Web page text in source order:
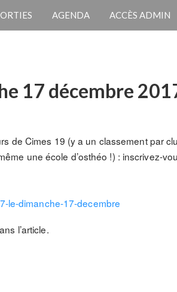
AGENDA ACCÈS ADMIN
17 décembre
de Cimes 19 (y a un classement par
une école d’osthéo !) : inscrivez-
le-dimanche-17-decembre
l’article.